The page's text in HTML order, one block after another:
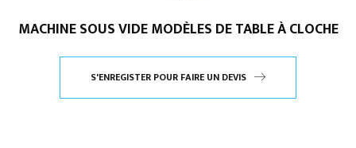
MACHINE SOUS VIDE MODÈLES DE TABLE À CLOCHE
S'ENREGISTER POUR FAIRE UN DEVIS